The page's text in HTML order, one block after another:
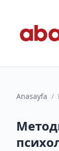
Anasayfa /